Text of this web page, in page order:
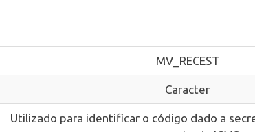
MV_RECEST
Caracter
Utilizado para identificar o código dado a